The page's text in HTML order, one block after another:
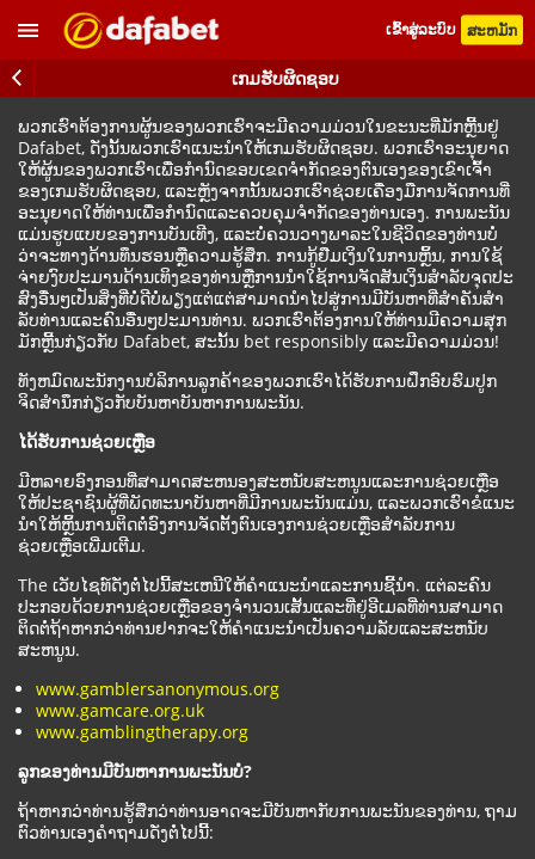
ເຂົ້າສູ່ລະບົບ ສະຫມັກ
ເກມຮັບຜິດຊອບ
ພວກເຮົາຕ້ອງການຜູ້ນຂອງພວກເຮົາຈະມີຄວາມມ່ວນໃນຂະນະທີ່ມັກຫຼີ້ນຢູ່
Dafabet, ດັ່ງນັ້ນພວກເຮົາແນະນໍາໃຫ້ເກມຮັບຜິດຊອບ. ພວກເຮົາອະນຸຍາດ
ໃຫ້ຜູ້ນຂອງພວກເຮົາເພື່ອກໍານົດຂອບເຂດຈໍາກັດຂອງຕົນເອງຂອງເຂົາເຈົ້າ
ຂອງເກມຮັບຜິດຊອບ, ແລະຫຼັງຈາກນັ້ນພວກເຮົາຊ່ວຍເຄື່ອງມືການຈັດການທີ່
ອະນຸຍາດໃຫ້ທ່ານເພື່ອກໍານົດແລະຄວບຄຸມຈໍາກັດຂອງທ່ານເອງ. ການພະນັນ
ແມ່ນຮູບແບບຂອງການບັນເທີງ, ແລະບໍ່ຄວນວາງພາລະໃນຊີວິດຂອງທ່ານບໍ່
ວ່າຈະທາງດ້ານທຶນຮອນຫຼືຄວາມຮູ້ສຶກ. ການກູ້ຢືມເງິນໃນການຫຼິ້ນ, ການໃຊ້
ຈ່າຍງົບປະມານດ້ານເທິງຂອງທ່ານຫຼືການນໍາໃຊ້ການຈັດສັນເງິນສໍາລັບຈຸດປະ
ສົງອື່ນໆເປັນສິ່ງທີ່ບໍ່ດີບໍ່ພຽງແຕ່ແຕ່ສາມາດນໍາໄປສູ່ການມີບັນຫາທີ່ສໍາຄັນສໍາ
ລັບທ່ານແລະຄົນອື່ນໆປະມານທ່ານ. ພວກເຮົາຕ້ອງການໃຫ້ທ່ານມີຄວາມສຸກ
ມັກຫຼີ້ນກ່ຽວກັບ Dafabet, ສະນັ້ນ bet responsibly ແລະມີຄວາມມ່ວນ!
ທັງຫມົດພະນັກງານບໍລິການລູກຄ້າຂອງພວກເຮົາໄດ້ຮັບການຝຶກອົບຮົມປູກ
ຈິດສໍານຶກກ່ຽວກັບບັນຫາບັນຫາການພະນັນ.
ໄດ້ຮັບການຊ່ວຍເຫຼືອ
ມີຫລາຍອົງກອນທີ່ສາມາດສະຫນອງສະຫນັບສະຫນູນແລະການຊ່ວຍເຫຼືອ
ໃຫ້ປະຊາຊົນຜູ້ທີ່ພັດທະນາບັນຫາທີ່ມີການພະນັນແມ່ນ, ແລະພວກເຮົາຂໍແນະ
ນໍາໃຫ້ຫຼິ້ນການຕິດຕໍ່ອົງການຈັດຕັ້ງຕົນເອງການຊ່ວຍເຫຼືອສໍາລັບການ
ຊ່ວຍເຫຼືອເພີ່ມເຕີມ.
The ເວັບໄຊທ໌ດັ່ງຕໍ່ໄປນີ້ສະເຫນີໃຫ້ຄໍາແນະນໍາແລະການຊີ້ນໍາ. ແຕ່ລະຄົນ
ປະກອບດ້ວຍການຊ່ວຍເຫຼືອຂອງຈໍານວນເສັ້ນແລະທີ່ຢູ່ອີເມລທີ່ທ່ານສາມາດ
ຕິດຕໍ່ຖ້າຫາກວ່າທ່ານຢາກຈະໃຫ້ຄໍາແນະນໍາເປັນຄວາມລັບແລະສະຫນັບ
ສະຫນູນ.
www.gamblersanonymous.org
www.gamcare.org.uk
www.gamblingtherapy.org
ລູກຂອງທ່ານມີບັນຫາການພະນັນບໍ?
ຖ້າຫາກວ່າທ່ານຮູ້ສຶກວ່າທ່ານອາດຈະມີບັນຫາກັບການພະນັນຂອງທ່ານ, ຖາມ
ຕົວທ່ານເອງຄໍາຖາມດັ່ງຕໍ່ໄປນີ້: